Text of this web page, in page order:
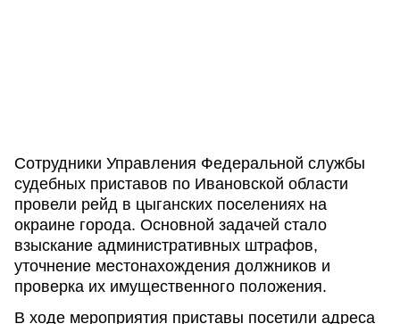
Сотрудники Управления Федеральной службы
судебных приставов по Ивановской области
провели рейд в цыганских поселениях на
окраине города. Основной задачей стало
взыскание административных штрафов,
уточнение местонахождения должников и
проверка их имущественного положения.
В ходе мероприятия приставы посетили адреса